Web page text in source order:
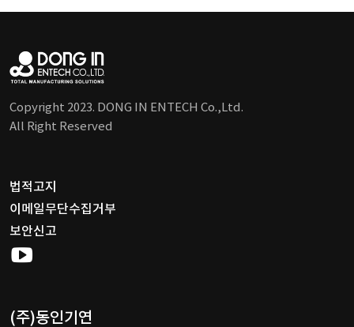
Copyright 2023. DONG IN ENTECH Co.,Ltd.
All Right Reserved
법적고지
이메일무단수집거부
보안신고
(주)동인기연